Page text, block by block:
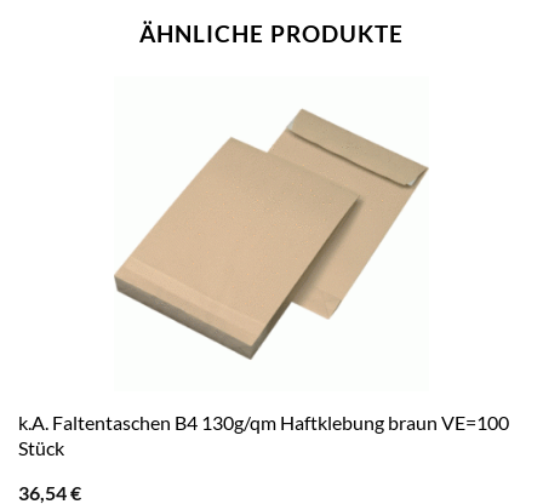
ÄHNLICHE PRODUKTE
k.A. Faltentaschen B4 130g/qm Haftklebung braun VE=100
Stück
36,54€